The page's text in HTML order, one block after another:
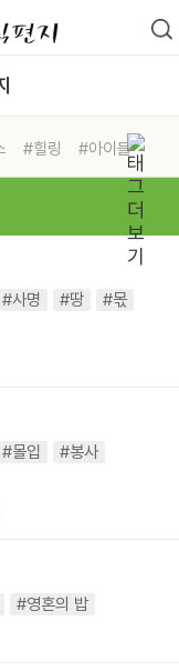
#힐링
#아이들
#사명 #땅
#몫
#몰입
#봉사
#영혼의 밥